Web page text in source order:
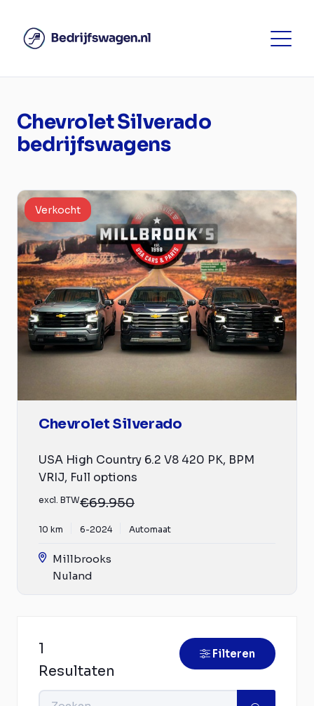
Chevrolet Silverado
bedrijfswagens
Verkocht
Chevrolet Silverado
USA High Country 6.2 V8 420 PK, BPM
VRIJ, Full options
excl. BTW€69.950
10 km 6-2024 Automaat
Millbrooks
Nuland
1
Resultaten
Filteren